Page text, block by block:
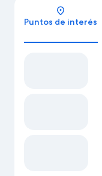
Puntos de interés